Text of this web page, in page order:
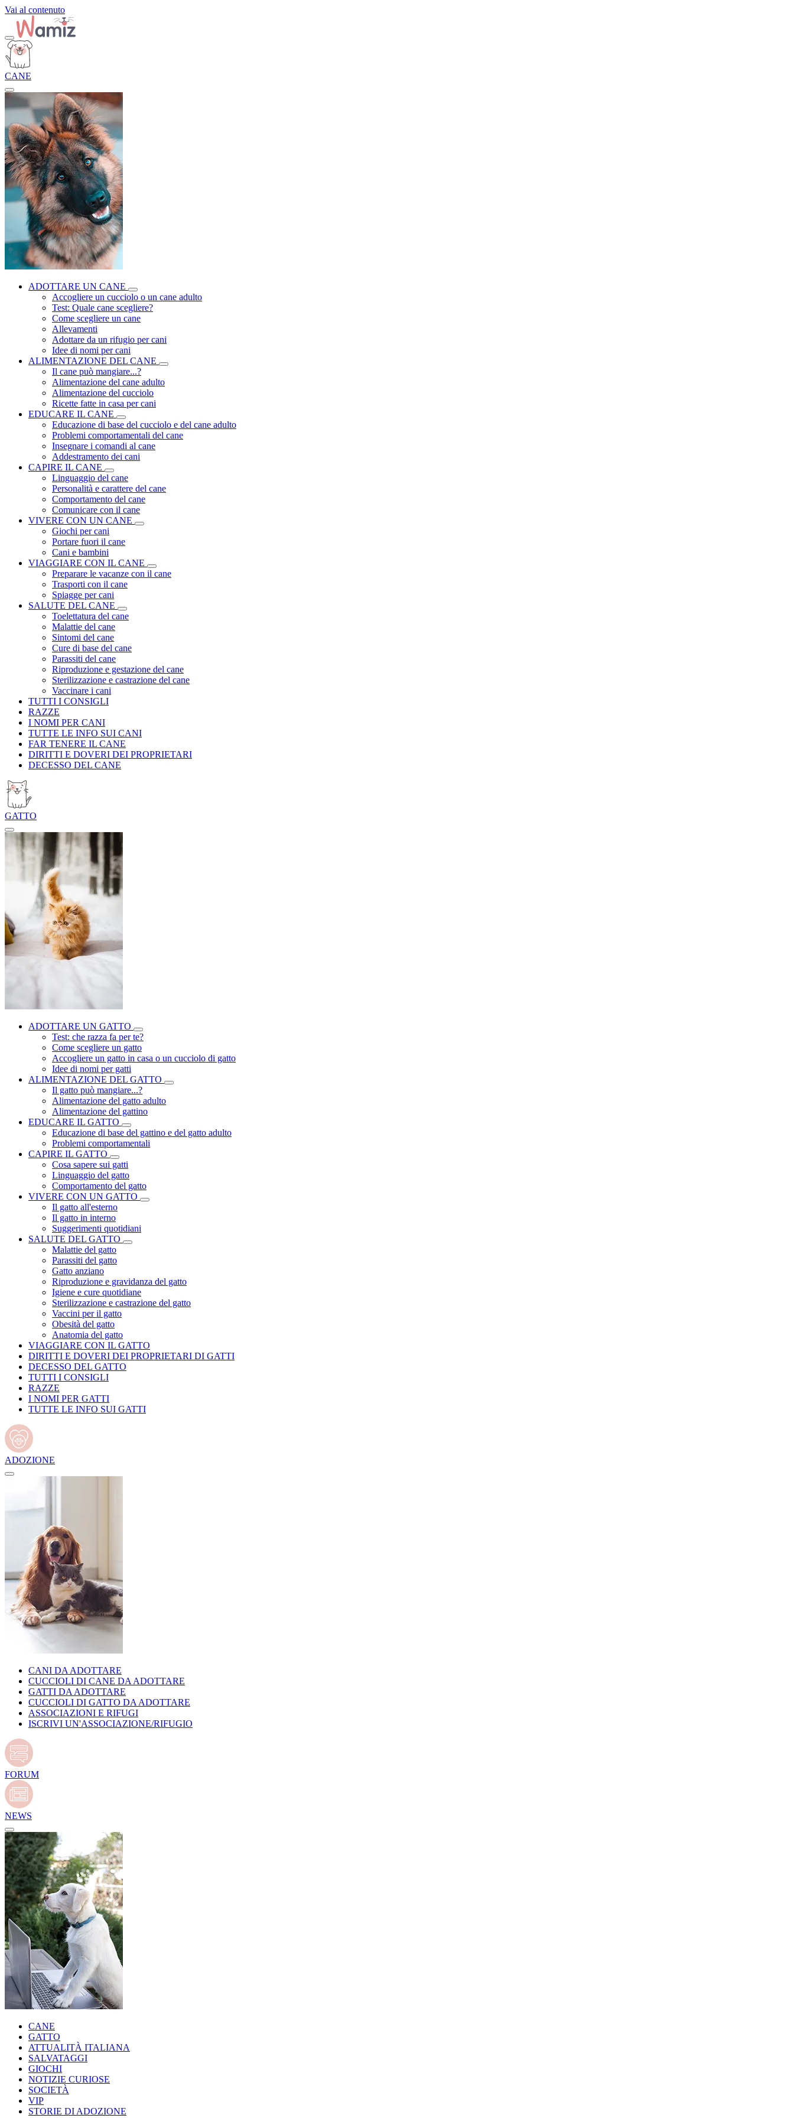
Vai al contenuto
CANE
ADOTTARE UN CANE
Accogliere un cucciolo o un cane adulto
Test: Quale cane scegliere?
Come scegliere un cane
Allevamenti
Adottare da un rifugio per cani
Idee di nomi per cani
ALIMENTAZIONE DEL CANE
Il cane può mangiare...?
Alimentazione del cane adulto
Alimentazione del cucciolo
Ricette fatte in casa per cani
EDUCARE IL CANE
Educazione di base del cucciolo e del cane adulto
Problemi comportamentali del cane
Insegnare i comandi al cane
Addestramento dei cani
CAPIRE IL CANE
Linguaggio del cane
Personalità e carattere del cane
Comportamento del cane
Comunicare con il cane
VIVERE CON UN CANE
Giochi per cani
Portare fuori il cane
Cani e bambini
VIAGGIARE CON IL CANE
Preparare le vacanze con il cane
Trasporti con il cane
Spiagge per cani
SALUTE DEL CANE
Toelettatura del cane
Malattie del cane
Sintomi del cane
Cure di base del cane
Parassiti del cane
Riproduzione e gestazione del cane
Sterilizzazione e castrazione del cane
Vaccinare i cani
TUTTI I CONSIGLI
RAZZE
I NOMI PER CANI
TUTTE LE INFO SUI CANI
FAR TENERE IL CANE
DIRITTI E DOVERI DEI PROPRIETARI
DECESSO DEL CANE
GATTO
ADOTTARE UN GATTO
Test: che razza fa per te?
Come scegliere un gatto
Accogliere un gatto in casa o un cucciolo di gatto
Idee di nomi per gatti
ALIMENTAZIONE DEL GATTO
Il gatto può mangiare...?
Alimentazione del gatto adulto
Alimentazione del gattino
EDUCARE IL GATTO
Educazione di base del gattino e del gatto adulto
Problemi comportamentali
CAPIRE IL GATTO
Cosa sapere sui gatti
Linguaggio del gatto
Comportamento del gatto
VIVERE CON UN GATTO
Il gatto all'esterno
Il gatto in interno
Suggerimenti quotidiani
SALUTE DEL GATTO
Malattie del gatto
Parassiti del gatto
Gatto anziano
Riproduzione e gravidanza del gatto
Igiene e cure quotidiane
Sterilizzazione e castrazione del gatto
Vaccini per il gatto
Obesità del gatto
Anatomia del gatto
VIAGGIARE CON IL GATTO
DIRITTI E DOVERI DEI PROPRIETARI DI GATTI
DECESSO DEL GATTO
TUTTI I CONSIGLI
RAZZE
I NOMI PER GATTI
TUTTE LE INFO SUI GATTI
ADOZIONE
CANI DA ADOTTARE
CUCCIOLI DI CANE DA ADOTTARE
GATTI DA ADOTTARE
CUCCIOLI DI GATTO DA ADOTTARE
ASSOCIAZIONI E RIFUGI
ISCRIVI UN'ASSOCIAZIONE/RIFUGIO
FORUM
NEWS
CANE
GATTO
ATTUALITÀ ITALIANA
SALVATAGGI
GIOCHI
NOTIZIE CURIOSE
SOCIETÀ
VIP
STORIE DI ADOZIONE